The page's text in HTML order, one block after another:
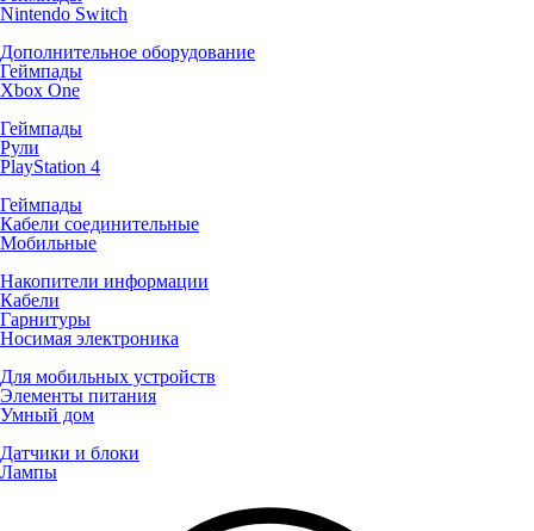
Nintendo Switch
Дополнительное оборудование
Геймпады
Xbox One
Геймпады
Рули
PlayStation 4
Геймпады
Кабели соединительные
Мобильные
Накопители информации
Кабели
Гарнитуры
Носимая электроника
Для мобильных устройств
Элементы питания
Умный дом
Датчики и блоки
Лампы